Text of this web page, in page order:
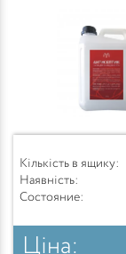
Кількість в ящику:
Наявність:
Состояние:
Ціна: